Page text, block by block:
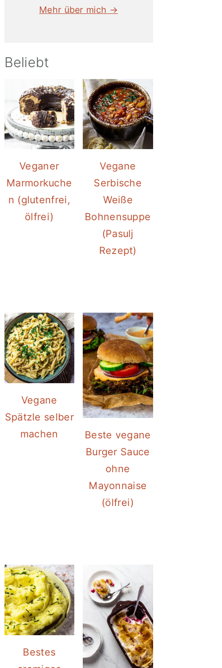
Mehr über mich →
Beliebt
Veganer
Marmorkuche
n (glutenfrei,
ölfrei)
Vegane
Serbische
Weiße
Bohnensuppe
(Pasulj
Rezept)
Vegane
Spätzle selber
machen
Beste vegane
Burger Sauce
ohne
Mayonnaise
(ölfrei)
Bestes